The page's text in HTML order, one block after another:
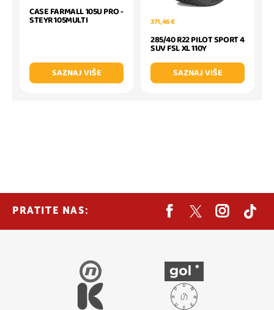
CASE FARMALL 105U PRO -
STEYR 105MULTI
SAZNAJ VIŠE
371,46 €
285/40 R22 PILOT SPORT 4
SUV FSL XL 110Y
SAZNAJ VIŠE
PRATITE NAS: